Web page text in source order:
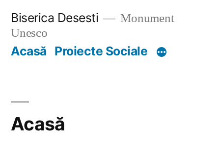
content
Biserica Desesti
Monument
Unesco
Acasă Proiecte Sociale
Acasă